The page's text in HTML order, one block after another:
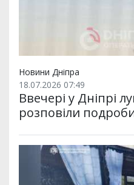
Новини Дніпра
18.07.2026 07:49
Ввечері у Дніпрі
розповіли